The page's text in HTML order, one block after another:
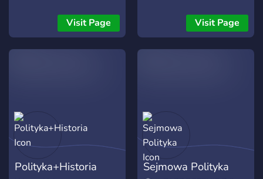
Kanały z memami
(normalne i czarny humor)
🎁 Regularne giveaway 👥
które nie boją się wyrażać
swojego zdania i potrafią je
obronić argumentami.
radę w naszych dyskusjach
Visit Page
miarę administracja nie
dyskryminuje członków)
Brak patologii
Visit Page
Polityka+Historia Sejmowa Polityka